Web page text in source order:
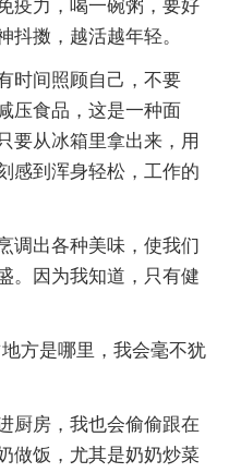
疫力，喝一碗粥，要好
抖擞，越活越年轻。
间照顾自己，不要
压食品，这是一种面
要从冰箱里拿出来，用
感到浑身轻松，工作的
出各种美味，使我们
。因为我知道，只有健
方是哪里，我会毫不犹
房，我也会偷偷跟在
做饭，尤其是奶奶炒菜